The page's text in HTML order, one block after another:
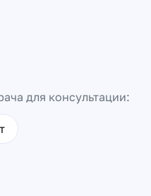
для консультации: